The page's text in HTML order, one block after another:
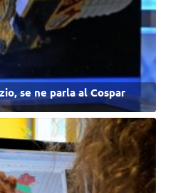
se ne parla al Cospar